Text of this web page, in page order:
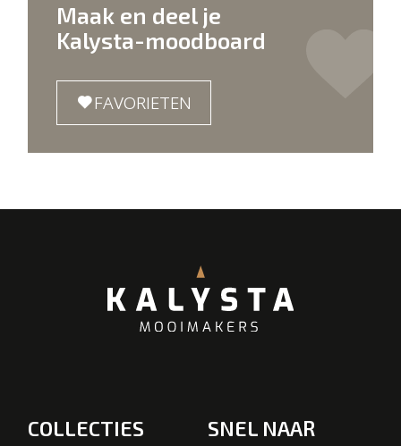
Maak en deel je
Kalysta-moodboard
FAVORIETEN
COLLECTIES SNEL NAAR